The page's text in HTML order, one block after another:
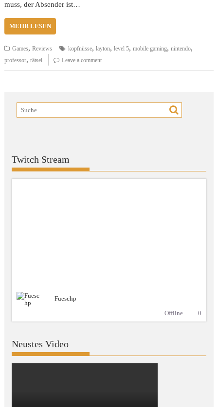
muss, der Absender ist…
MEHR LESEN
Games,Reviews kopfnüsse,layton,level 5,mobile gaming,nintendo,
professor,rätsel Leave a comment
Twitch Stream
Fueschp
Offline
0
Neustes Video